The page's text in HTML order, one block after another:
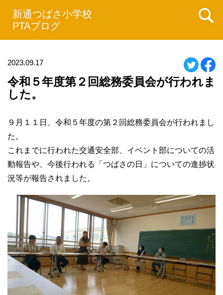
新通つばさ小学校
PTAブログ
2023.09.17
令和５年度第２回総務委員会が行われま
した。
９月１１日、令和５年度の第２回総務委員会が行われまし
た。
これまでに行われた交通安全部、イベント部についての活
動報告や、今後行われる「つばさの日」についての進捗状
況等が報告されました。